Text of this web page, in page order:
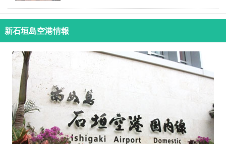
新石垣島空港情報